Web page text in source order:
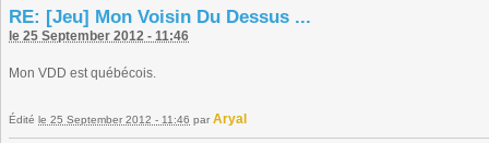
RE: [Jeu] Mon Voisin Du Dessus ...
le 25 September 2012 - 11:46
Mon VDD est québécois.
Édité le 25 September 2012 - 11:46 par Aryal